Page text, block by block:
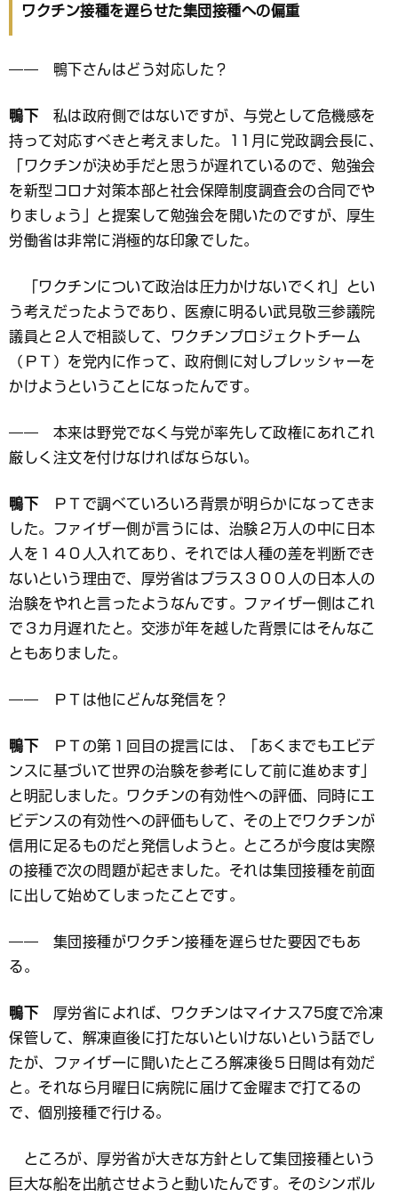
ワクチン接種を遅らせた集団接種への偏重
―― 鴨下さんはどう対応した？
鴨下 私は政府側ではないですが、与党として危機感を
持って対応すべきと考えました。11月に党政調会長に、
「ワクチンが決め手だと思うが遅れているので、勉強会
を新型コロナ対策本部と社会保障制度調査会の合同でや
りましょう」と提案して勉強会を開いたのですが、厚生
労働省は非常に消極的な印象でした。
「ワクチンについて政治は圧力かけないでくれ」とい
う考えだったようであり、医療に明るい武見敬三参議院
議員と２人で相談して、ワクチンプロジェクトチーム
（ＰＴ）を党内に作って、政府側に対しプレッシャーを
かけようということになったんです。
―― 本来は野党でなく与党が率先して政権にあれこれ
厳しく注文を付けなければならない。
鴨下 ＰＴで調べていろいろ背景が明らかになってきま
した。ファイザー側が言うには、治験２万人の中に日本
人を１４０人入れてあり、それでは人種の差を判断でき
ないという理由で、厚労省はプラス３００人の日本人の
治験をやれと言ったようなんです。ファイザー側はこれ
で３カ月遅れたと。交渉が年を越した背景にはそんなこ
ともありました。
―― ＰＴは他にどんな発信を？
鴨下 ＰＴの第１回目の提言には、「あくまでもエビデ
ンスに基づいて世界の治験を参考にして前に進めます」
と明記しました。ワクチンの有効性への評価、同時にエ
ビデンスの有効性への評価もして、その上でワクチンが
信用に足るものだと発信しようと。ところが今度は実際
の接種で次の問題が起きました。それは集団接種を前面
に出して始めてしまったことです。
―― 集団接種がワクチン接種を遅らせた要因でもあ
る。
鴨下 厚労省によれば、ワクチンはマイナス75度で冷凍
保管して、解凍直後に打たないといけないという話でし
たが、ファイザーに聞いたところ解凍後５日間は有効だ
と。それなら月曜日に病院に届けて金曜まで打てるの
で、個別接種で行ける。
ところが、厚労省が大きな方針として集団接種という
巨大な船を出航させようと動いたんです。そのシンボル